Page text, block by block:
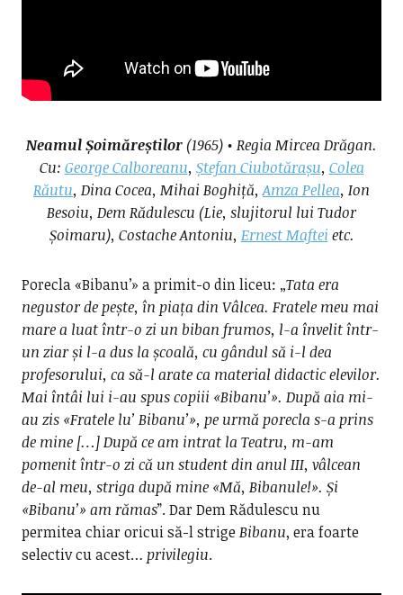
Neamul Șoimăreștilor(1965) • Regia Mircea Drăgan.
Cu: George Calboreanu, Ștefan Ciubotărașu, Colea
Răutu, Dina Cocea, Mihai Boghiță,Amza Pellea, Ion
Besoiu, Dem Rădulescu (Lie, slujitorul lui Tudor
Șoimaru), Costache Antoniu, Ernest Maftei etc.
Porecla «Bibanu’» a primit-o din liceu: „Tata era
negustor de pește, în piața din Vâlcea. Fratele meu mai
mare a luat într-o zi un biban frumos, l-a învelit într-
un ziar și l-a dus la școală, cu gândul să i-l dea
profesorului, ca să-l arate ca material didactic elevilor.
Mai întâi lui i-au spus copiii «Bibanu’». După aia mi-
au zis «Fratele lu’ Bibanu’», pe urmă porecla s-a prins
de mine […] După ce am intrat la Teatru, m-am
pomenit într-o zi că un student din anul III, vâlcean
de-al meu, striga după mine «Mă, Bibanule!». Și
«Bibanu’» am rămas”. Dar Dem Rădulescu nu
permitea chiar oricui să-l strigeBibanu, era foarte
selectiv cu acest… privilegiu.